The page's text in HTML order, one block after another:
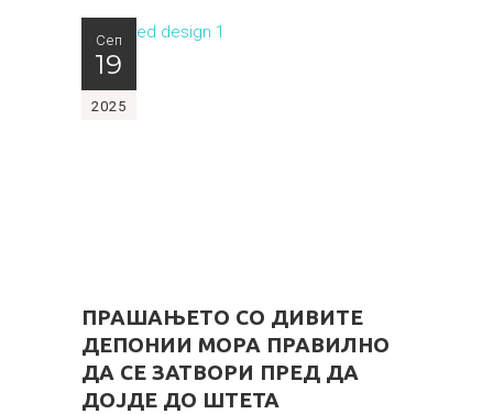
Сеп
19
2025
ПРАШАЊЕТО СО ДИВИТЕ
ДЕПОНИИ МОРА ПРАВИЛНО
ДА СЕ ЗАТВОРИ ПРЕД ДА
ДОЈДЕ ДО ШТЕТА